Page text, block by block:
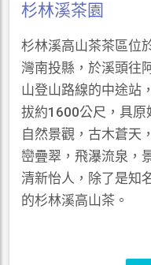
杉林溪茶園
杉林溪高山茶茶區位
灣南投縣，於溪頭往
山登山路線的中途站
拔約1600公尺，具原
自然景觀，古木蒼天
巒疊翠，飛瀑流泉，
清新怡人，除了是知
的杉林溪高山茶。